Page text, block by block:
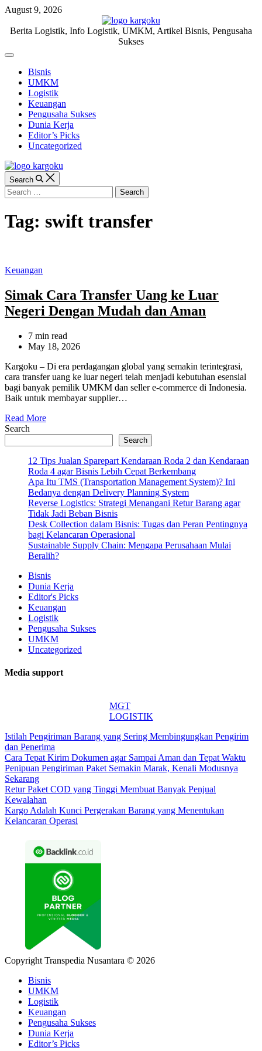
Skip
content
August 9, 2026
KARGOKU.ID
Berita Logistik, Info Logistik, UMKM, Artikel Bisnis, Pengusaha
Sukses
Off
CanvasBisnis
UMKM
Logistik
Keuangan
Pengusaha Sukses
Dunia Kerja
Editor’s Picks
Uncategorized
Search
Search
for:
Tag: swift transfer
Categories
Keuangan
Simak Cara Transfer Uang ke Luar
Negeri Dengan Mudah dan Aman
Estimated
read
7 min read
May 18, 2026
Kargoku – Di era perdagangan global yang semakin terintegrasi,
cara transfer uang ke luar negeri telah menjadi kebutuhan esensial
bagi banyak pemilik UMKM dan seller e-commerce di Indonesia.
Baik untuk membayar supplier…
Read More
Search
Search
12 Tips Jualan Sparepart Kendaraan Roda 2 dan Kendaraan
Roda 4 agar Bisnis Lebih Cepat Berkembang
Apa Itu TMS (Transportation Management System)? Ini
Bedanya dengan Delivery Planning System
Reverse Logistics: Strategi Menangani Retur Barang agar
Tidak Jadi Beban Bisnis
Desk Collection dalam Bisnis: Tugas dan Peran Pentingnya
bagi Kelancaran Operasional
Sustainable Supply Chain: Mengapa Perusahaan Mulai
Beralih?
Bisnis
Dunia Kerja
Editor's Picks
Keuangan
Logistik
Pengusaha Sukses
UMKM
Uncategorized
Media support
MGT
LOGISTIK
Istilah Pengiriman Barang yang Sering Membingungkan Pengirim
dan Penerima
Cara Tepat Kirim Dokumen agar Sampai Aman dan Tepat Waktu
Penipuan Pengiriman Paket Semakin Marak, Kenali Modusnya
Sekarang
Retur Paket COD yang Tinggi Membuat Banyak Penjual
Kewalahan
Kargo Adalah Kunci Pergerakan Barang yang Menentukan
Kelancaran Operasi
Copyright Transpedia Nusantara © 2026
Bisnis
UMKM
Logistik
Keuangan
Pengusaha Sukses
Dunia Kerja
Editor’s Picks